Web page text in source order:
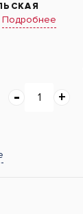
Подробнее